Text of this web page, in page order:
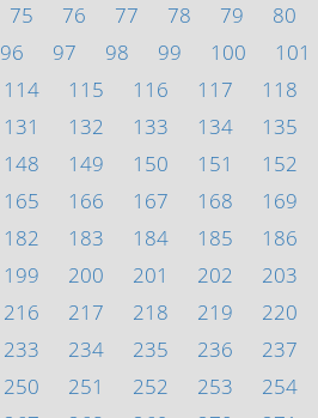
75 76 77 78 79 80
96 97 98 99 100 101
114 115 116 117 118
131 132 133 134 135
148 149 150 151 152
165 166 167 168 169
182 183 184 185 186
199 200 201 202 203
216 217 218 219 220
233 234 235 236 237
250 251 252 253 254